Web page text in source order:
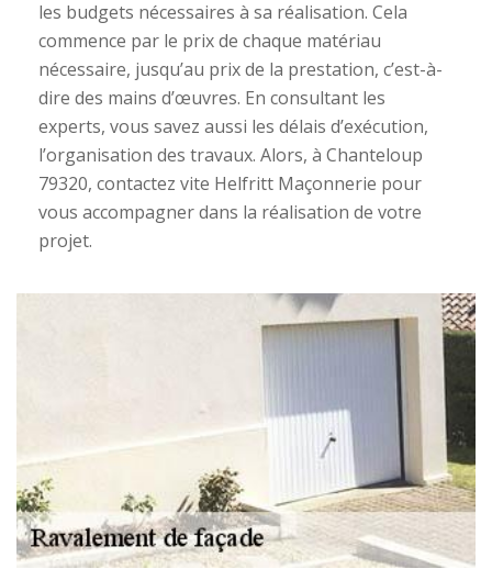
les budgets nécessaires à sa réalisation. Cela
commence par le prix de chaque matériau
nécessaire, jusqu’au prix de la prestation, c’est-à-
dire des mains d’œuvres. En consultant les
experts, vous savez aussi les délais d’exécution,
l’organisation des travaux. Alors, à Chanteloup
79320, contactez vite Helfritt Maçonnerie pour
vous accompagner dans la réalisation de votre
projet.